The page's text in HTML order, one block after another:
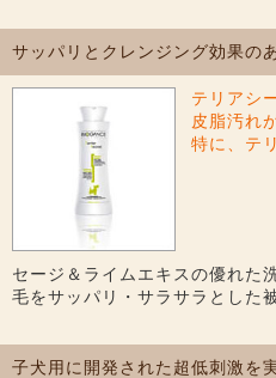
サッパリとクレンジング効果の
テリアシ
皮脂汚れ
特に、テ
セージ＆ライムエキスの優れた
毛をサッパリ・サラサラとした
子犬用に開発された超低刺激を実